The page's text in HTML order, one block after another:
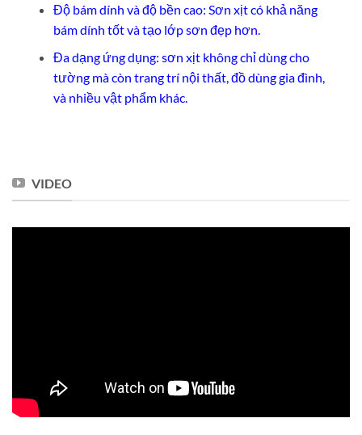
Độ bám dính và độ bền cao: Sơn xịt có khả năng
bám dính tốt và tạo lớp sơn đẹp hơn.
Đa dạng ứng dụng: sơn xịt không chỉ dùng cho
tường mà còn trang trí nội thất, đồ dùng gia đình,
và nhiều vật phẩm khác.
VIDEO